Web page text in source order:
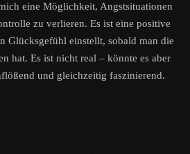
eine Möglichkeit, Angstsituationen
zu verlieren. Es ist eine positive
Glücksgefühl einstellt, sobald man die
hat. Es ist nicht real – könnte es aber
und gleichzeitig faszinierend.